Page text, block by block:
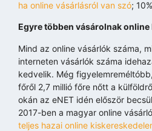
ha online vásárlásról van szó;
Egyre többen vásárolnak
Mind az online vásárlók száma,
interneten vásárlók száma
kedvelik. Még
főről 2,7 millió főre nőtt a
okán az eNET idén először
2017-ben a magyar online
teljes hazai online